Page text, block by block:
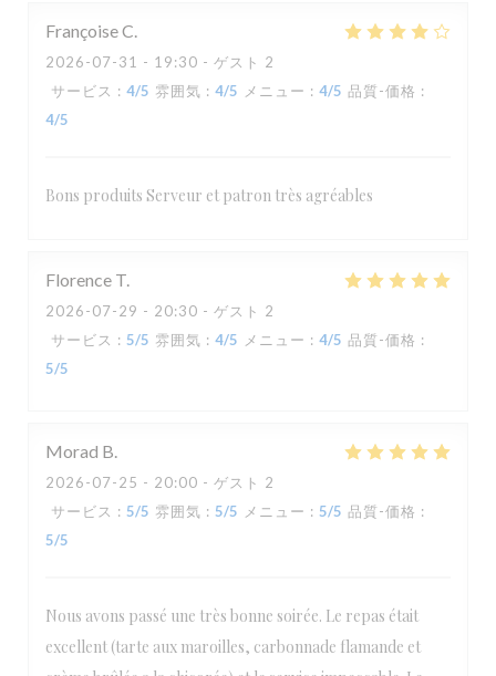
FrançoiseC
2026-07-31 - 19:30 - ゲスト 2
サービス : 4/5 雰囲気 : 4/5 メニュー : 4/5 品質-価格 :
4/5
Bons produits Serveur et patron très agréables
Florence T
2026-07-29 - 20:30 - ゲスト 2
サービス : 5/5 雰囲気 : 4/5 メニュー : 4/5 品質-価格 :
5/5
Morad B
2026-07-25 - 20:00 - ゲスト 2
サービス : 5/5 雰囲気 : 5/5 メニュー : 5/5 品質-価格 :
5/5
Nous avons passé une très bonne soirée. Le repas était
excellent (tarte aux maroilles, carbonnade flamande et